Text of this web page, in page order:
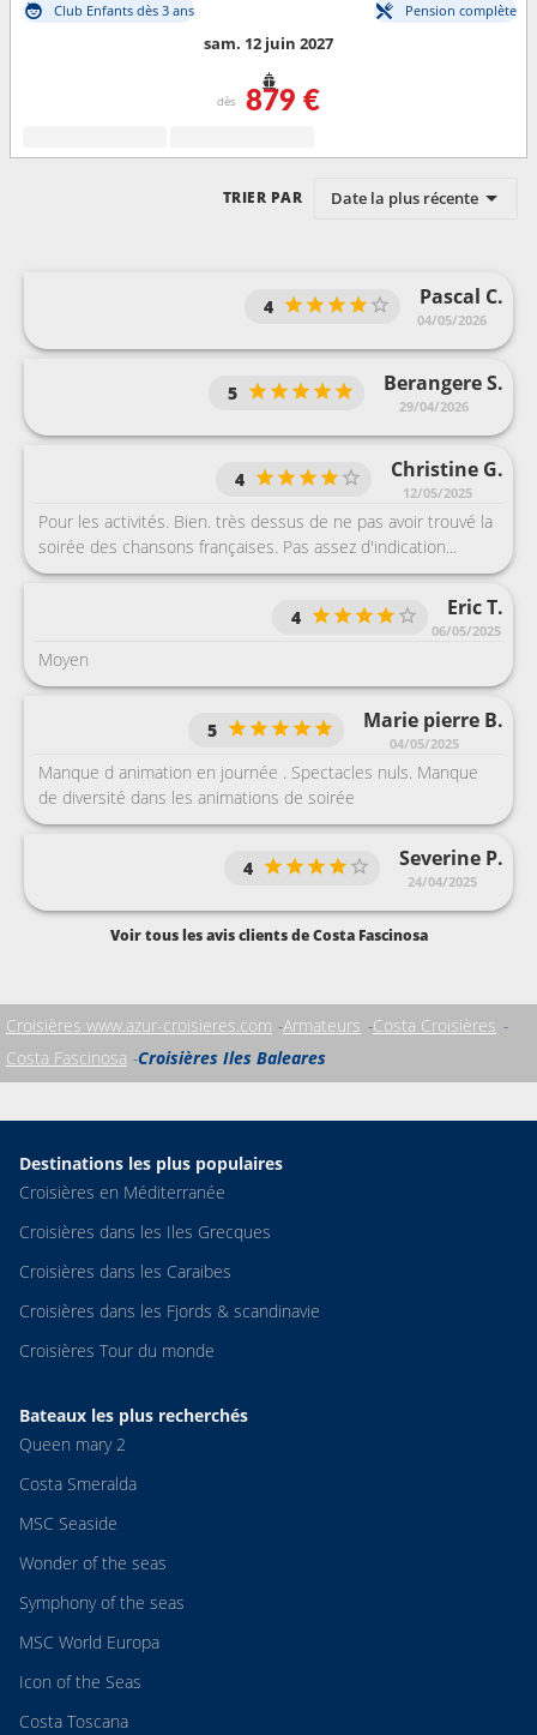
Club Enfants dès 3 ans Pension complète
sam. 12 juin 2027
dès 879 €
TRIER PAR Date la plus récente
Pascal C.
04/05/2026
4
Berangere S.
29/04/2026
5
Christine G.
12/05/2025
4
Pour les activités. Bien. très dessus de ne pas avoir trouvé la
soirée des chansons françaises. Pas assez d'indication...
Eric T.
06/05/2025
4
Moyen
Marie pierre B.
04/05/2025
5
Manque d animation en journée . Spectacles nuls. Manque
de diversité dans les animations de soirée
Severine P.
24/04/2025
4
Voir tous les avis clients de Costa Fascinosa
Croisières www.azur-croisieres.com Armateurs Costa Croisières
Costa Fascinosa Croisières Iles Baleares
Destinations les plus populaires
Croisières en Méditerranée
Croisières dans les Iles Grecques
Croisières dans les Caraibes
Croisières dans les Fjords & scandinavie
Croisières Tour du monde
Bateaux les plus recherchés
Queen mary 2
Costa Smeralda
MSC Seaside
Wonder of the seas
Symphony of the seas
MSC World Europa
Icon of the Seas
Costa Toscana